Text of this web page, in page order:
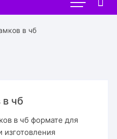
в чб
чб
в чб формате для
изготовления